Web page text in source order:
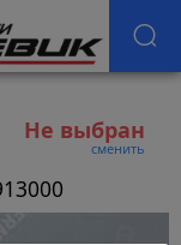
Не выбран
сменить